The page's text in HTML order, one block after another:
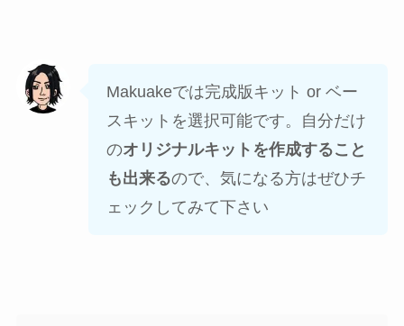
Makuakeでは完成版キット or ベー
スキットを選択可能です。自分だけ
のオリジナルキットを作成すること
も出来るので、気になる方はぜひチ
ェックしてみて下さい